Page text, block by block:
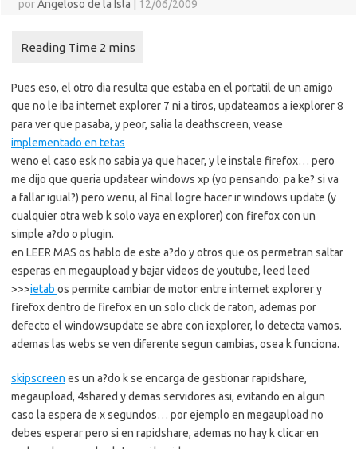
porAngeloso de la Isla 12/06/2009
Pues eso, el otro dia resulta que estaba en el portatil de un amigo
que no le iba internet explorer 7 ni a tiros, updateamos a iexplorer 8
para ver que pasaba, y peor, salia la deathscreen, vease
implementado en tetas
weno el caso esk no sabia ya que hacer, y le instale firefox… pero
me dijo que queria updatear windows xp (yo pensando: pa ke? si va
a fallar igual?) pero wenu, al final logre hacer ir windows update (y
cualquier otra web k solo vaya en explorer) con firefox con un
simple a?do o plugin.
en LEER MAS os hablo de este a?do y otros que os permetran saltar
esperas en megaupload y bajar videos de youtube, leed leed
>>>ietab os permite cambiar de motor entre internet explorer y
firefox dentro de firefox en un solo click de raton, ademas por
defecto el windowsupdate se abre con iexplorer, lo detecta vamos.
ademas las webs se ven diferente segun cambias, osea k funciona.
skipscreen es un a?do k se encarga de gestionar rapidshare,
megaupload, 4shared y demas servidores asi, evitando en algun
caso la espera de x segundos… por ejemplo en megaupload no
debes esperar pero si en rapidshare, ademas no hay k clicar en